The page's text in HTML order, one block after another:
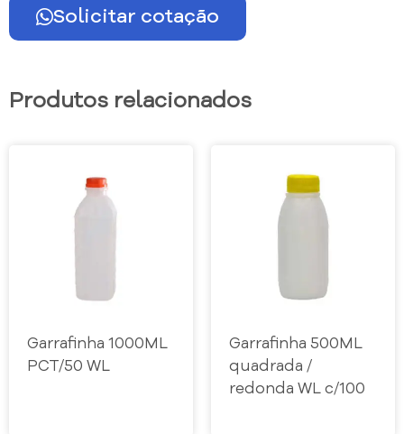
Solicitar cotação
Produtos relacionados
Garrafinha 1000ML
PCT/50 WL
Garrafinha 500ML
quadrada /
redonda WL c/100